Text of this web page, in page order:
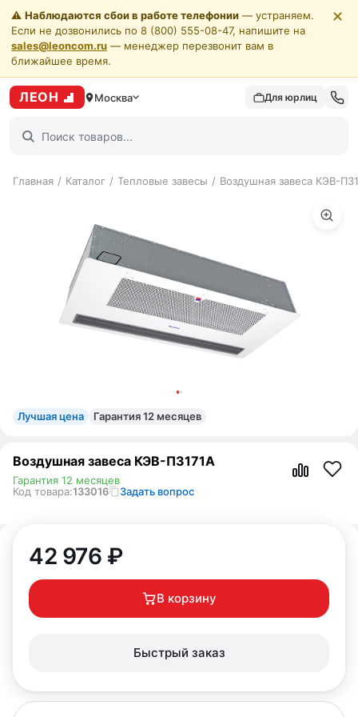
⚠️ Наблюдаются сбои в работе телефонии — устраняем.
Если не дозвонились по 8 (800) 555-08-47, напишите на
sales@leoncom.ru — менеджер перезвонит вам в
ближайшее время.
✕
ЛЕОН Москва Для юрлиц
Главная / Каталог / Тепловые завесы / Воздушная завеса КЭВ-
Лучшая цена Гарантия 12 месяцев
Воздушная завеса КЭВ-П3171A
Код товара:133016 Задать вопрос
Гарантия 12 месяцев
42 976 ₽
В корзину
Быстрый заказ